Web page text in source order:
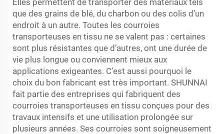
Elles permettent de transporter des matériaux tels
que des grains de blé, du charbon ou des colis d’un
endroit à un autre. Toutes les courroies
transporteuses en tissu ne se valent pas : certaines
sont plus résistantes que d’autres, ont une durée de
vie plus longue ou conviennent mieux aux
applications exigeantes. C’est aussi pourquoi le
choix du bon fabricant est très important. SHUNNAI
fait partie des entreprises qui fabriquent des
courroies transporteuses en tissu conçues pour des
travaux intensifs et une utilisation prolongée sur
plusieurs années. Ses courroies sont soigneusement